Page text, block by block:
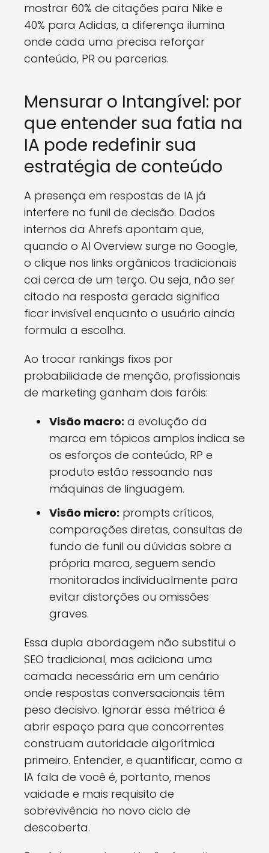
mostrar 60% de citações para Nike e
40% para Adidas, a diferença ilumina
onde cada uma precisa reforçar
conteúdo, PR ou parcerias.
Mensurar o Intangível: por
que entender sua fatia na
IA pode redefinir sua
estratégia de conteúdo
A presença em respostas de IA já
interfere no funil de decisão. Dados
internos da Ahrefs apontam que,
quando o AI Overview surge no Google,
o clique nos links orgânicos tradicionais
cai cerca de um terço. Ou seja, não ser
citado na resposta gerada significa
ficar invisível enquanto o usuário ainda
formula a escolha.
Ao trocar rankings fixos por
probabilidade de menção, profissionais
de marketing ganham dois faróis:
Visão macro: a evolução da
marca em tópicos amplos indica se
os esforços de conteúdo, RP e
produto estão ressoando nas
máquinas de linguagem.
Visão micro: prompts críticos,
comparações diretas, consultas de
fundo de funil ou dúvidas sobre a
própria marca, seguem sendo
monitorados individualmente para
evitar distorções ou omissões
graves.
Essa dupla abordagem não substitui o
SEO tradicional, mas adiciona uma
camada necessária em um cenário
onde respostas conversacionais têm
peso decisivo. Ignorar essa métrica é
abrir espaço para que concorrentes
construam autoridade algorítmica
primeiro. Entender, e quantificar, como a
IA fala de você é, portanto, menos
vaidade e mais requisito de
sobrevivência no novo ciclo de
descoberta.